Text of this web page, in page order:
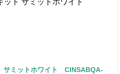
サミットホワイト CINSABQA-